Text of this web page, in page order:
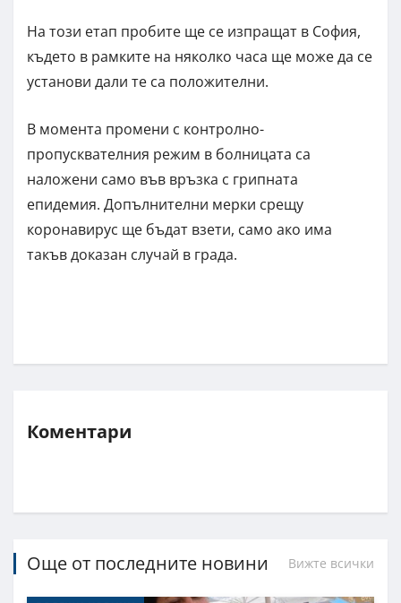
На този етап пробите ще се изпращат в София,
където в рамките на няколко часа ще може да се
установи дали те са положителни.
В момента промени с контролно-
пропусквателния режим в болницата са
наложени само във връзка с грипната
епидемия. Допълнителни мерки срещу
коронавирус ще бъдат взети, само ако има
такъв доказан случай в града.
Коментари
Още от последните новини Вижте всички